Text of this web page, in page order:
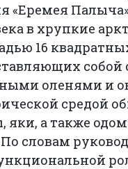
«Еремея
в хрупкие
16
собой
оленями и
средой
яки, а также
словам